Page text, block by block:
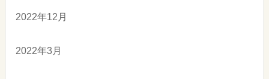
2022年12月
2022年3月